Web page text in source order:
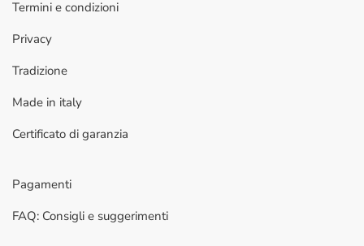
Termini e condizioni
Privacy
Tradizione
Made in italy
Certificato di garanzia
Pagamenti
FAQ: Consigli e suggerimenti